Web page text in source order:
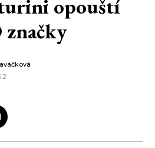
opouští
značky